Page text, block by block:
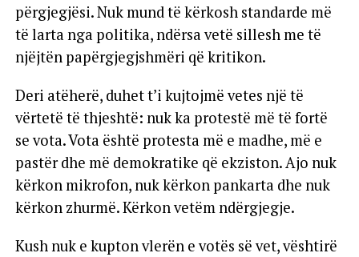
përgjegjësi. Nuk mund të kërkosh standarde më
të larta nga politika, ndërsa vetë sillesh me të
njëjtën papërgjegjshmëri që kritikon.
Deri atëherë, duhet t’i kujtojmë vetes një të
vërtetë të thjeshtë: nuk ka protestë më të fortë
se vota. Vota është protesta më e madhe, më e
pastër dhe më demokratike që ekziston. Ajo nuk
kërkon mikrofon, nuk kërkon pankarta dhe nuk
kërkon zhurmë. Kërkon vetëm ndërgjegje.
Kush nuk e kupton vlerën e votës së vet, vështirë